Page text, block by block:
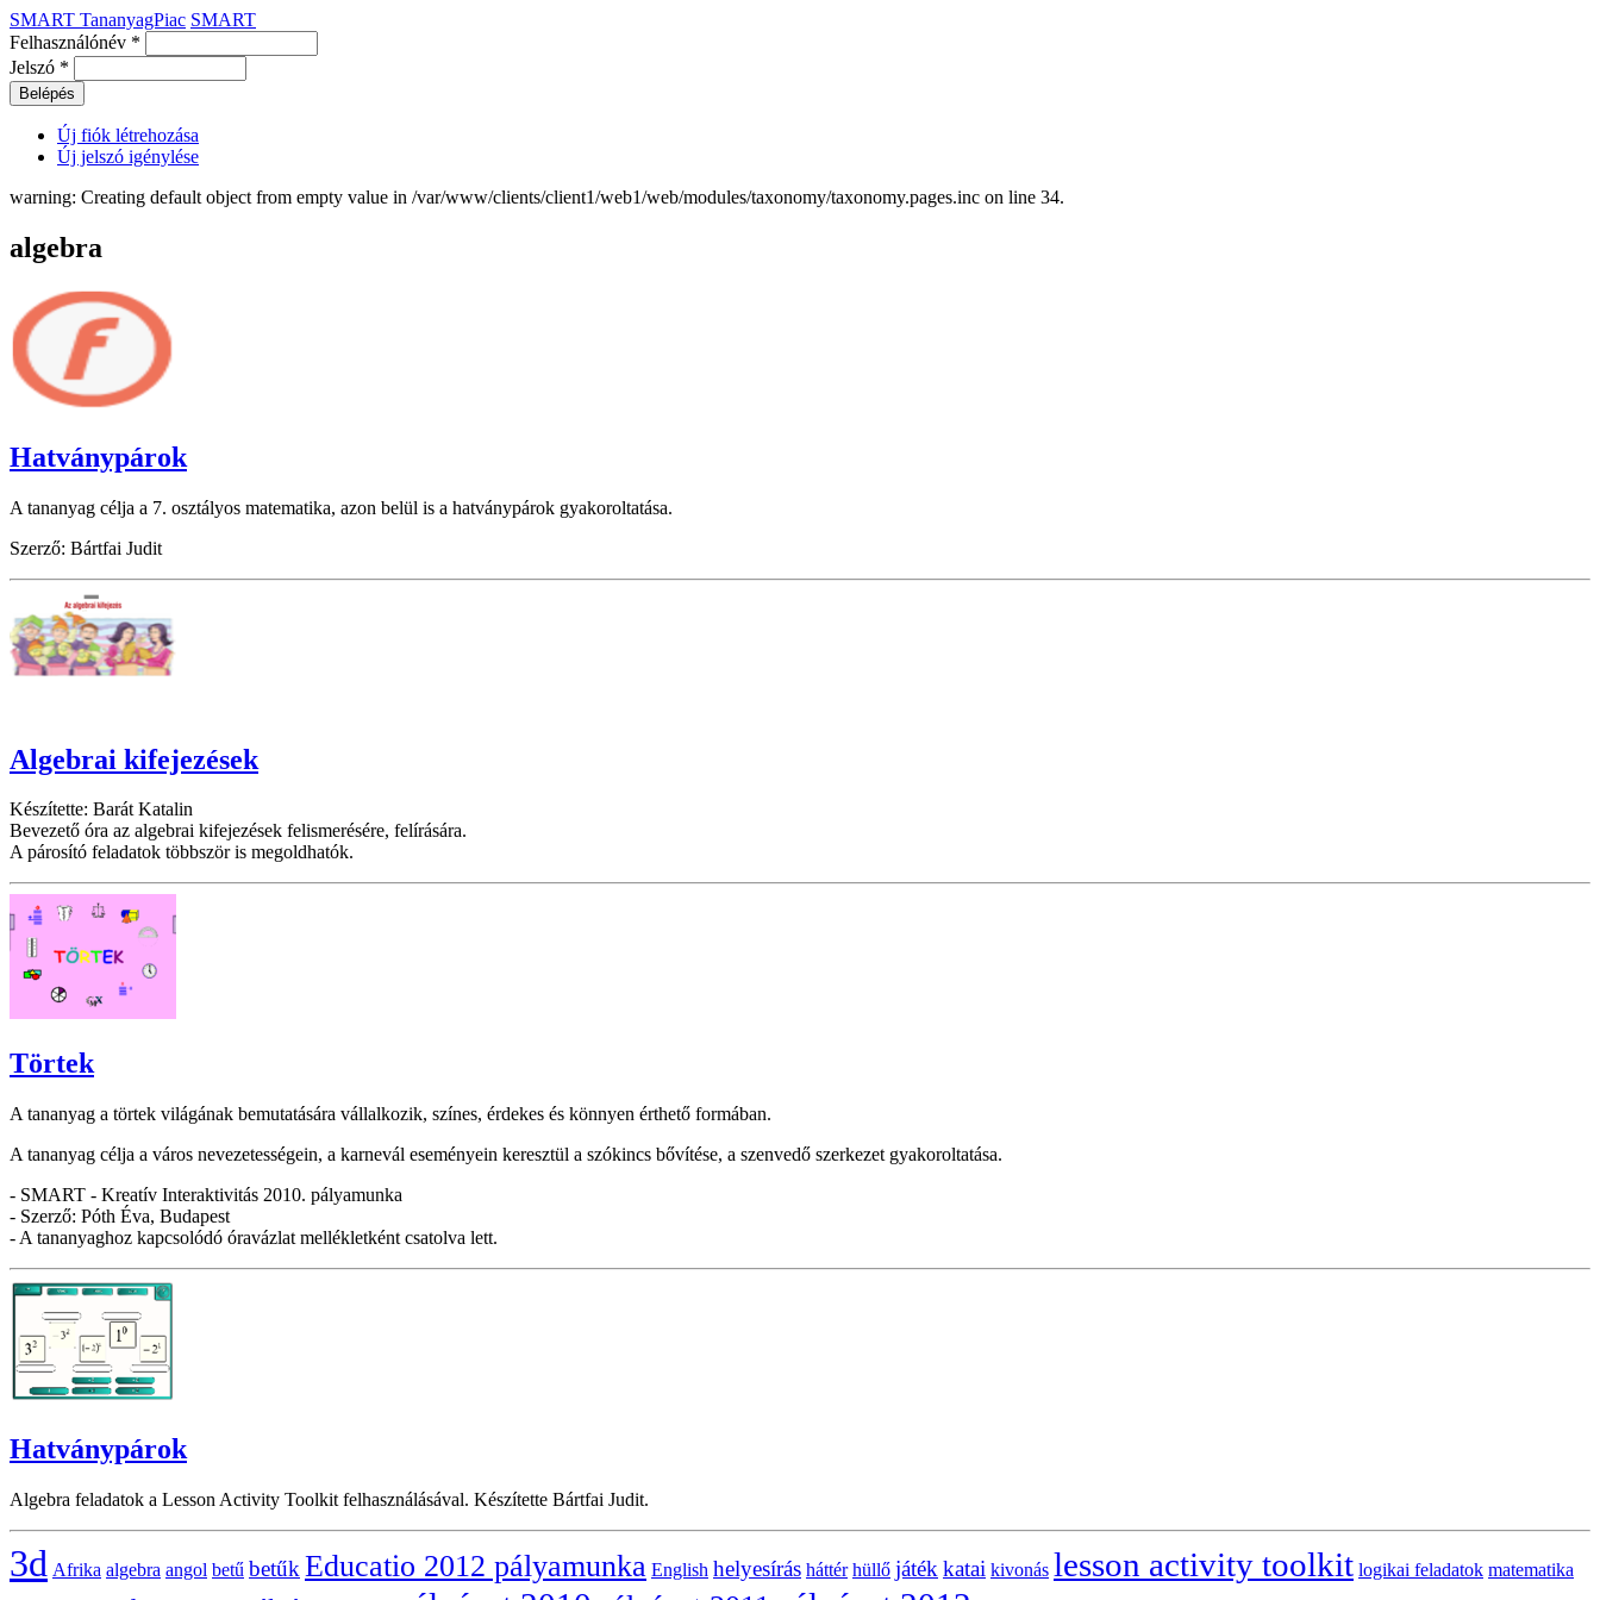
SMART TananyagPiac SMART
Felhasználónév *
Jelszó *
Új fiók létrehozása
Új jelszó igénylése
warning: Creating default object from empty value in /var/www/clients/client1/web1/web/modules/taxonomy/taxonomy.pages.inc on line 34.
algebra
Hatványpárok
A tananyag célja a 7. osztályos matematika, azon belül is a hatványpárok gyakoroltatása.
Szerző: Bártfai Judit
Algebrai kifejezések
Készítette: Barát Katalin
Bevezető óra az algebrai kifejezések felismerésére, felírására.
A párosító feladatok többször is megoldhatók.
Törtek
A tananyag a törtek világának bemutatására vállalkozik, színes, érdekes és könnyen érthető formában.
A tananyag célja a város nevezetességein, a karnevál eseményein keresztül a szókincs bővítése, a szenvedő szerkezet gyakoroltatása.
- SMART - Kreatív Interaktivitás 2010. pályamunka
- Szerző: Póth Éva, Budapest
- A tananyaghoz kapcsolódó óravázlat mellékletként csatolva lett.
Hatványpárok
Algebra feladatok a Lesson Activity Toolkit felhasználásával. Készítette Bártfai Judit.
3d Afrika algebra angol betű betűk Educatio 2012 pályamunka English helyesírás háttér hüllő játék katai kivonás lesson activity toolkit logikai feladatok matematika